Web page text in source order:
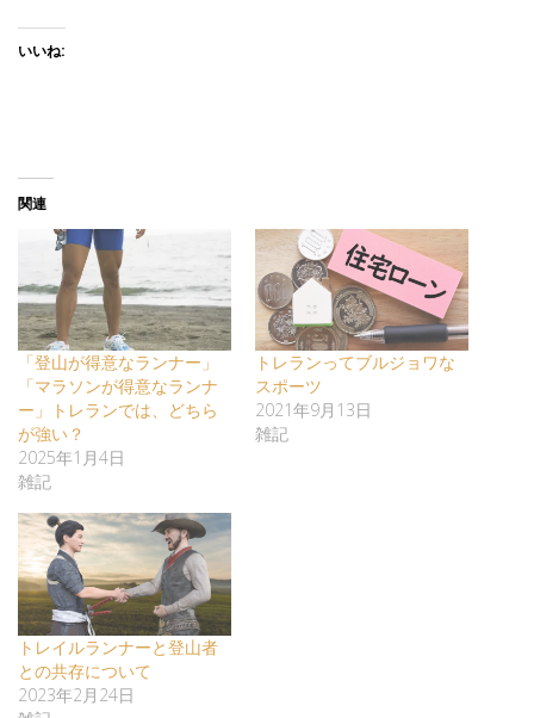
いいね:
関連
「登山が得意なランナー」
「マラソンが得意なランナ
ー」トレランでは、どちら
が強い？
2025年1月4日
雑記
トレランってブルジョワな
スポーツ
2021年9月13日
雑記
トレイルランナーと登山者
との共存について
2023年2月24日